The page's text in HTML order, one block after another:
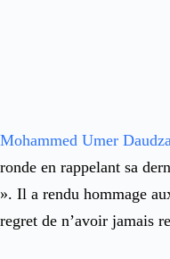
Mohammed Umer
ronde en rappelant sa
». Il a rendu hommage
regret de n’avoir jamais